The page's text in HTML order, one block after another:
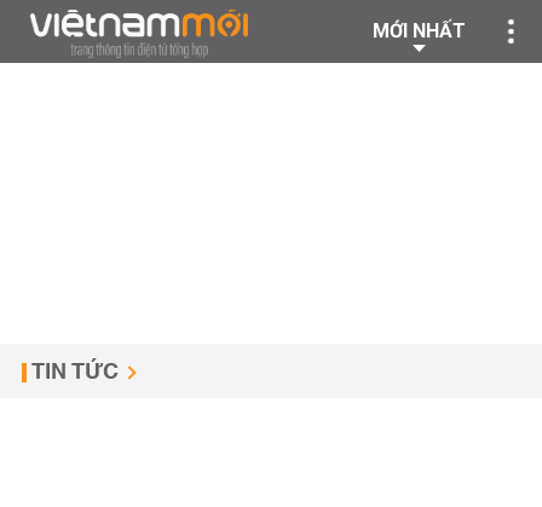
MỚI NHẤT
TIN TỨC